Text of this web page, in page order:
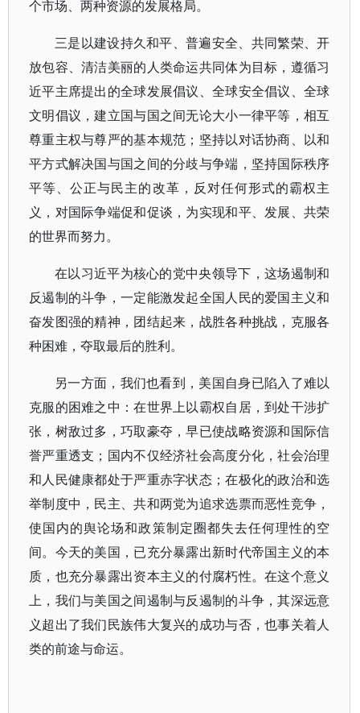
个市场、两种资源的发展格局。
三是以建设持久和平、普遍安全、共同繁荣、开
放包容、清洁美丽的人类命运共同体为目标，遵循习
近平主席提出的全球发展倡议、全球安全倡议、全球
文明倡议，建立国与国之间无论大小一律平等，相互
尊重主权与尊严的基本规范；坚持以对话协商、以和
平方式解决国与国之间的分歧与争端，坚持国际秩序
平等、公正与民主的改革，反对任何形式的霸权主
义，对国际争端促和促谈，为实现和平、发展、共荣
的世界而努力。
在以习近平为核心的党中央领导下，这场遏制和
反遏制的斗争，一定能激发起全国人民的爱国主义和
奋发图强的精神，团结起来，战胜各种挑战，克服各
种困难，夺取最后的胜利。
另一方面，我们也看到，美国自身已陷入了难以
克服的困难之中：在世界上以霸权自居，到处干涉扩
张，树敌过多，巧取豪夺，早已使战略资源和国际信
誉严重透支；国内不仅经济社会高度分化，社会治理
和人民健康都处于严重赤字状态；在极化的政治和选
举制度中，民主、共和两党为追求选票而恶性竞争，
使国内的舆论场和政策制定圈都失去任何理性的空
间。今天的美国，已充分暴露出新时代帝国主义的本
质，也充分暴露出资本主义的付腐朽性。在这个意义
上，我们与美国之间遏制与反遏制的斗争，其深远意
义超出了我们民族伟大复兴的成功与否，也事关着人
类的前途与命运。